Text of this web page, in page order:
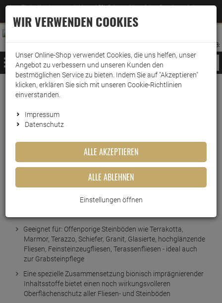
Jetzt für den Newsletter entscheiden und 5% Rabatt auf Ihre nächste Bestellung erhalten
–Zum Newsletter
ANMELDEN
AUFKLAPPEN
MERKZETTEL
WARENKORB:
MENÜ
Weiter einkaufen www.wark24.de Haushaltsreiniger
Grundreinigung
Fussbodenreiniger
emsal Boden-Pflege Stein &
Fliesen 1 Liter
Artikel-Nummer:10011085
Geeignet für: Offenporige Steinböden wie Terrakotta,
Marmor, Terazzo, Schiefer, Granit, Glasierte, hochglänzende
Fliesen, Feinsteinzeugfliesen, Terassenfliesen - ideal auch
zur Grabsteinpflege
Eine spezielle Zusammensetzung bionisch imprägnierender
Inhaltsstoffe bietet einen noch wirkungsvolleren
Oberflächenschutz aller Fliesen- und Steinböden
WIR VERWENDEN COOKIES
Unser Online-Shop verwendet Cookies, die uns helfen, unser
Angebot zu verbessern und unseren Kunden den
bestmöglichen Service zu bieten. Indem Sie auf "Akzeptieren"
klicken, erklären Sie sich mit unseren Cookie-Richtlinien
einverstanden.
Impressum
Datenschutz
ALLE AKZEPTIEREN
ALLE ABLEHNEN
Einstellungen öffnen